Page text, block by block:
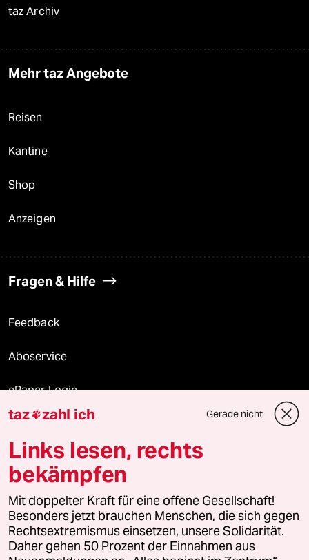
taz Archiv
Mehr taz Angebote
Reisen
Kantine
Shop
Anzeigen
Fragen & Hilfe
Feedback
Aboservice
ePaper Login
Downloads für Abonnierende
© 2026 taz Verlags und Vertriebs GmbH
Alle Rechte vorbehalten. Bei rechtlichen Fragen oder für Genehmigungen
wenden Sie sich bitte an
lizenzen@taz.de
Feedback Redaktionsstatut Kommune-Richtlinien
taz zahl ich Gerade nicht
Links lesen, rechts
bekämpfen
Mit doppelter Kraft für eine offene Gesellschaft!
Besonders jetzt brauchen Menschen, die sich gegen
Rechtsextremismus einsetzen, unsere Solidarität.
Daher gehen 50 Prozent der Einnahmen aus